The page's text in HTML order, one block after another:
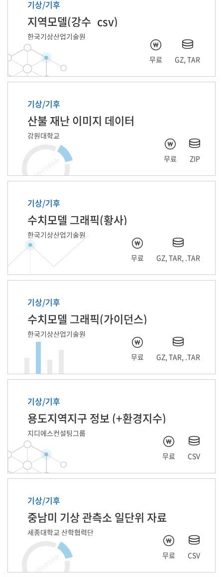
기상/기후
지역모델(강수_csv)
한국기상산업기술원
무료 GZ, TAR
기상/기후
산불 재난 이미지 데이터
강원대학교
무료 ZIP
기상/기후
수치모델 그래픽(황사)
한국기상산업기술원
무료 GZ, TAR, .TAR
기상/기후
수치모델 그래픽(가이던스)
한국기상산업기술원
무료 GZ, TAR, .TAR
기상/기후
용도지역지구 정보 (+환경지수)
지디에스컨설팅그룹
무료 CSV
기상/기후
중남미 기상 관측소 일단위 자료
세종대학교 산학협력단
무료 CSV